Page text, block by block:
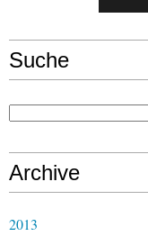
Suche
Archive
2013